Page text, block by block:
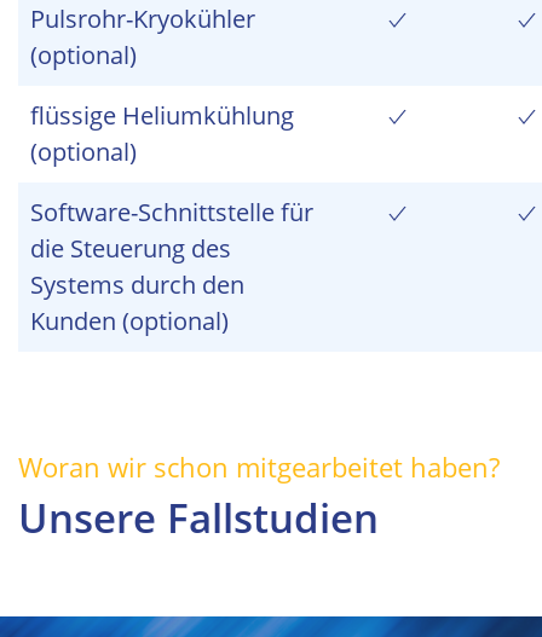
Pulsrohr-Kryokühler
(optional)
flüssige Heliumkühlung
(optional)
Software-Schnittstelle für
die Steuerung des
Systems durch den
Kunden (optional)
Woran wir schon mitgearbeitet haben?
Unsere Fallstudien